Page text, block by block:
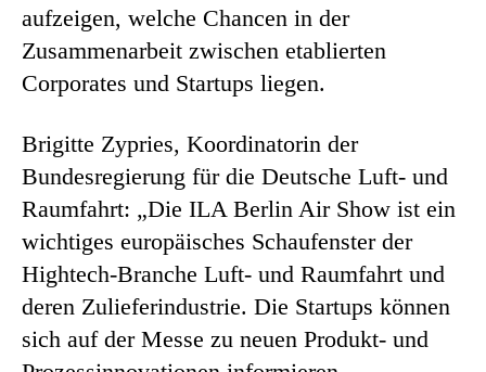
aufzeigen, welche Chancen in der
Zusammenarbeit zwischen etablierten
Corporates und Startups liegen.
Brigitte Zypries, Koordinatorin der
Bundesregierung für die Deutsche Luft- und
Raumfahrt: „Die ILA Berlin Air Show ist ein
wichtiges europäisches Schaufenster der
Hightech-Branche Luft- und Raumfahrt und
deren Zulieferindustrie. Die Startups können
sich auf der Messe zu neuen Produkt- und